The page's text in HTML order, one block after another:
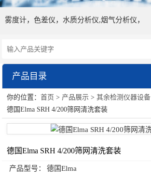
雾度计，色差仪，水质分析仪,烟气分析仪，
产品目录
其余检测仪器设备
Yakos65生物安全柜
Fischer镀层测厚仪
你的位置：首页 > 产品展示 >其余检测仪器设备
德国Elma SRH 4/200筛网清洗套装
德国Elma SRH 4/200筛网清洗套装
产品型号： 德国Elma